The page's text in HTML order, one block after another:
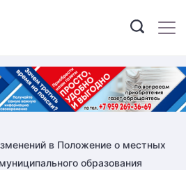
в Положение о местных
образования